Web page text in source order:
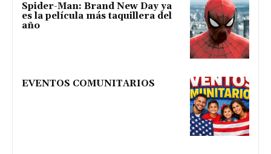
Spider-Man: Brand New Day ya
es la película más taquillera del
año
EVENTOS COMUNITARIOS